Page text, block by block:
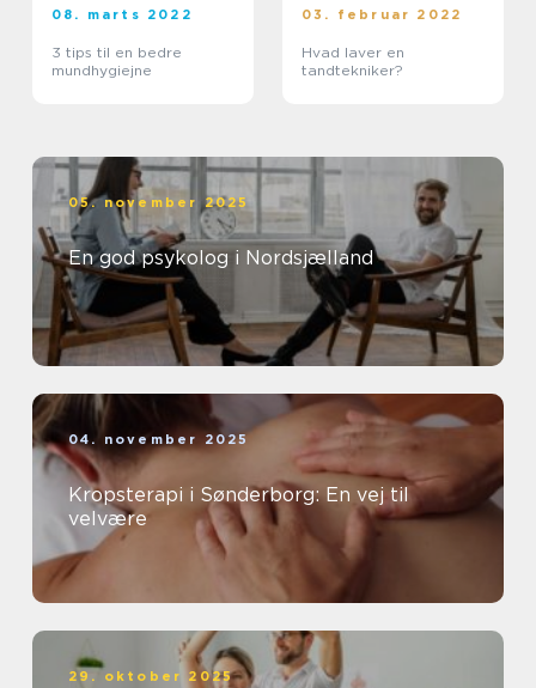
08. marts 2022
3 tips til en bedre
mundhygiejne
03. februar 2022
Hvad laver en
tandtekniker?
05. november 2025
En god psykolog i Nordsjælland
04. november 2025
Kropsterapi i Sønderborg: En vej til
velvære
29. oktober 2025